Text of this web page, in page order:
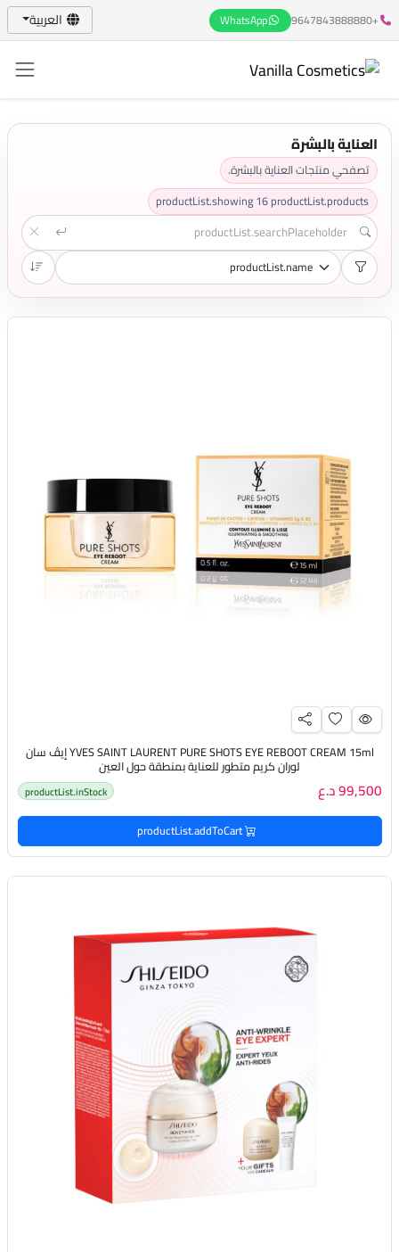
+9647843888880
WhatsApp العربية
العناية بالبشرة
تصفحي منتجات العناية بالبشرة.
productList.showing16productList.products
YVES SAINT LAURENT PURE SHOTS EYE REBOOT CREAM 15ml إيڤ سان
لوران كريم متطور للعناية بمنطقة حول العين
99,500 د.ع productList.inStock
productList.addToCart